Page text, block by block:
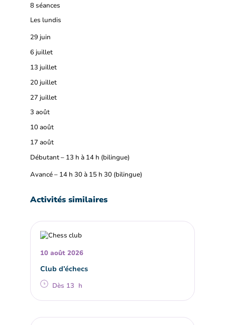
8 séances
Les lundis
29 juin
6 juillet
13 juillet
20 juillet
27 juillet
3 août
10 août
17 août
Débutant – 13 h à 14 h (bilingue)
Avancé – 14 h 30 à 15 h 30 (bilingue)
Activités similaires
10 août 2026
Club d’échecs
Dès 13 h